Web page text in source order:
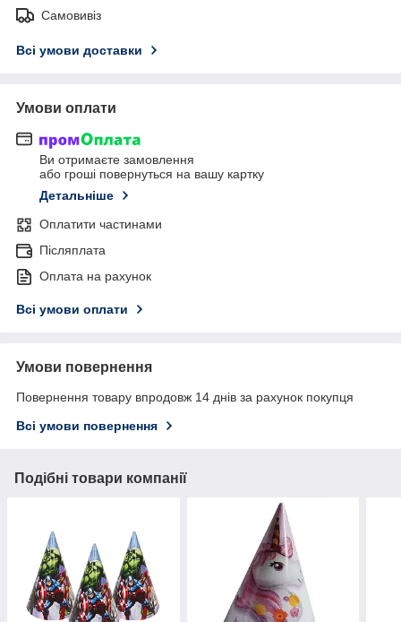
Самовивіз
Всі умови доставки
Умови оплати
Ви отримаєте замовлення
або гроші повернуться на вашу картку
Детальніше
Оплатити частинами
Післяплата
Оплата на рахунок
Всі умови оплати
Умови повернення
Повернення товару впродовж 14 днів за рахунок покупця
Всі умови повернення
Подібні товари компанії